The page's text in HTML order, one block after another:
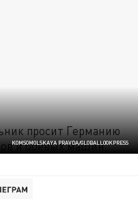
KOMSOMOLSKAYA PRAVDA/GLOBALLOOKPRESS